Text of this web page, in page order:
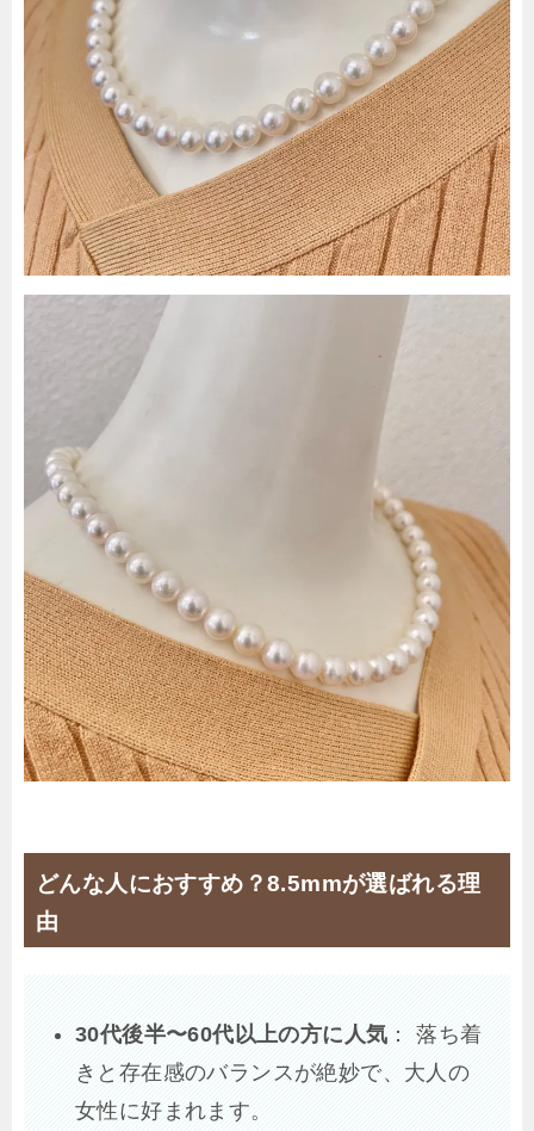
どんな人におすすめ？8.5mmが選ばれる理
由
30代後半〜60代以上の方に人気 ： 落ち着
きと存在感のバランスが絶妙で、大人の
女性に好まれます。